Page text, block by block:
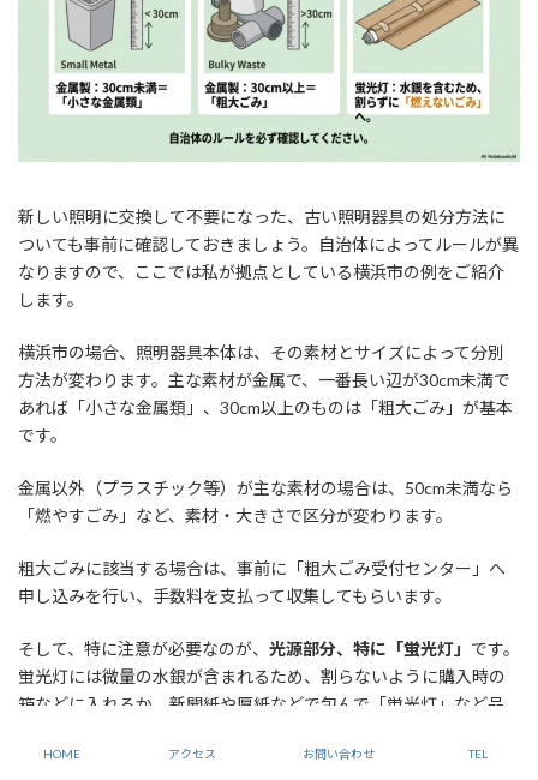
新しい照明に交換して不要になった、古い照明器具の処分方法に
ついても事前に確認しておきましょう。自治体によってルールが異
なりますので、ここでは私が拠点としている横浜市の例をご紹介
します。
横浜市の場合、照明器具本体は、その素材とサイズによって分別
方法が変わります。主な素材が金属で、一番長い辺が30cm未満で
あれば「小さな金属類」、30cm以上のものは「粗大ごみ」が基本
です。
金属以外（プラスチック等）が主な素材の場合は、50cm未満なら
「燃やすごみ」など、素材・大きさで区分が変わります。
粗大ごみに該当する場合は、事前に「粗大ごみ受付センター」へ
申し込みを行い、手数料を支払って収集してもらいます。
そして、特に注意が必要なのが、 光源部分、特に「蛍光灯」 です。
蛍光灯には微量の水銀が含まれるため、割らないように購入時の
箱などに入れるか、新聞紙や厚紙などで包んで「蛍光灯」など品
す。HOME アクセス お問い合わせ TEL